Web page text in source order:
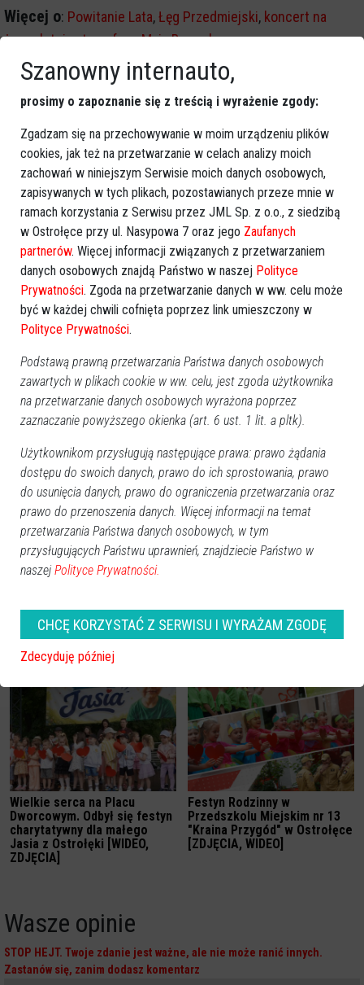
Więcej o: Powitanie Lata,Łęg Przedmiejski, koncert na
żywo,letnia atmosfera,Maja Bogucka
Zobacz również
festynu dla Jasia.
"Przełamaliśmy barierę
niemożliwego!" [ZDJĘCIA]
Kabaret KaŁaMasz rozbawi
publiczność do łez. Solejuk z
„Rancza” wraca na scenę
Wielkie serca na Placu
Dworcowym. Odbył się festyn
charytatywny dla małego
Jasia z Ostrołęki [WIDEO,
ZDJĘCIA]
Festyn Rodzinny w
Przedszkolu Miejskim nr 13
"Kraina Przygód" w Ostrołęce
[ZDJĘCIA, WIDEO]
Wasze opinie
STOP HEJT. Twoje zdanie jest ważne, ale nie może ranić innych.
Zastanów się, zanim dodasz komentarz
Szanowny internauto,
prosimy o zapoznanie się z treścią i wyrażenie zgody:
Zgadzam się na przechowywanie w moim urządzeniu plików
cookies, jak też na przetwarzanie w celach analizy moich
zachowań w niniejszym Serwisie moich danych osobowych,
zapisywanych w tych plikach, pozostawianych przeze mnie w
ramach korzystania z Serwisu przez JML Sp. z o.o., z siedzibą
w Ostrołęce przy ul. Nasypowa 7 oraz jego Zaufanych
partnerów. Więcej informacji związanych z przetwarzaniem
danych osobowych znajdą Państwo w naszej Polityce
Prywatności. Zgoda na przetwarzanie danych w ww. celu może
być w każdej chwili cofnięta poprzez link umieszczony w
Polityce Prywatności.
Podstawą prawną przetwarzania Państwa danych osobowych
zawartych w plikach cookie w ww. celu, jest zgoda użytkownika
na przetwarzanie danych osobowych wyrażona poprzez
zaznaczanie powyższego okienka (art. 6 ust. 1 lit. a pltk).
Użytkownikom przysługują następujące prawa: prawo żądania
dostępu do swoich danych, prawo do ich sprostowania, prawo
do usunięcia danych, prawo do ograniczenia przetwarzania oraz
prawo do przenoszenia danych. Więcej informacji na temat
przetwarzania Państwa danych osobowych, w tym
przysługujących Państwu uprawnień, znajdziecie Państwo w
naszej Polityce Prywatności.
CHCĘ KORZYSTAĆ Z SERWISU I WYRAŻAM ZGODĘ
Zdecyduję później